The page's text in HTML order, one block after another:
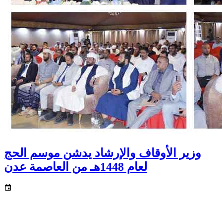
وزير الأوقاف والإرشاد يدشن موسم الحج
لعام 1448هـ من العاصمة عدن